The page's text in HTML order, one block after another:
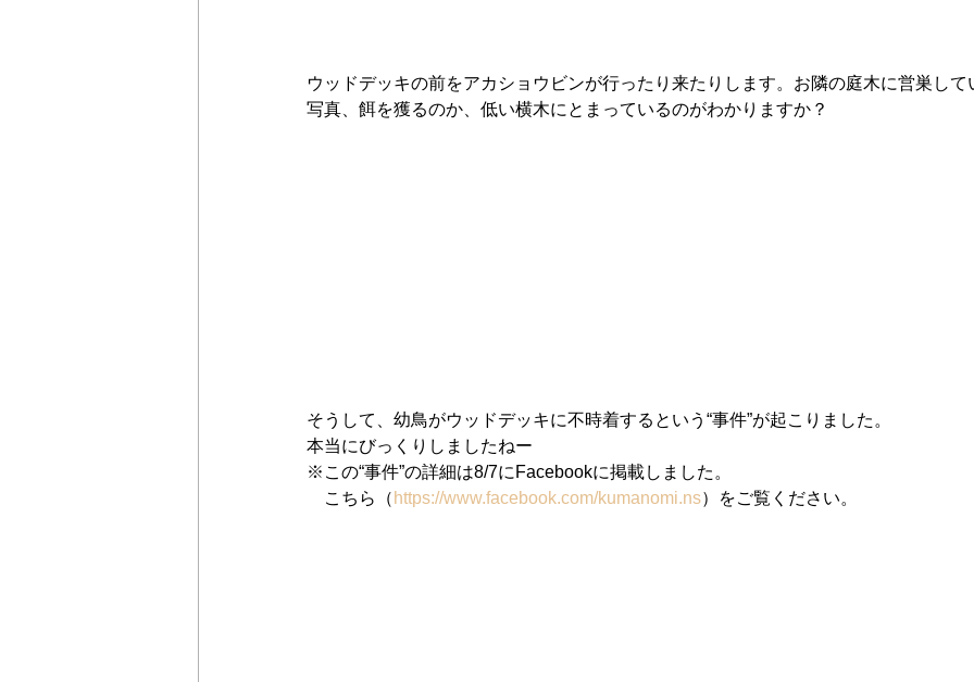
ウッドデッキの前をアカショウビンが行ったり来たりします。お隣の庭木に営巣して
写真、餌を獲るのか、低い横木にとまっているのがわかりますか？
そうして、幼鳥がウッドデッキに不時着するという“事件”が起こりました。
本当にびっくりしましたねー
※この“事件”の詳細は8/7にFacebookに掲載しました。
こちら（ https://www.facebook.com/kumanomi.ns）をご覧ください。